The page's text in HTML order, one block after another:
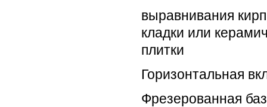
выравнивания
кладки или
плитки
Горизонтальная
Фрезерованная